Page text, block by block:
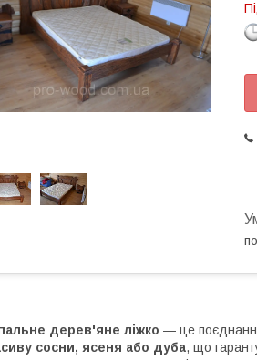
дерев'яне ліжко — це поєднання
сосни, ясеня або дуба, що